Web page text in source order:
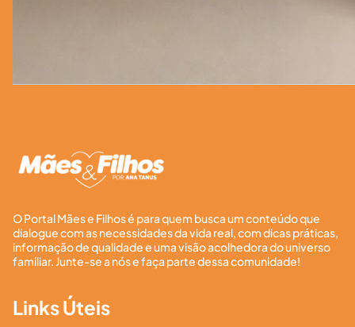
O Portal Mães e Filhos é para quem busca um conteúdo que
dialogue com as necessidades da vida real, com dicas práticas,
informação de qualidade e uma visão acolhedora do universo
familiar. Junte-se a nós e faça parte dessa comunidade!
Links Úteis